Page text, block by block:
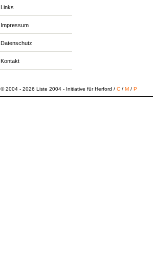
Links
Impressum
Datenschutz
Kontakt
© 2004 - 2026 Liste 2004 - Initiative für Herford / C/ M/ P